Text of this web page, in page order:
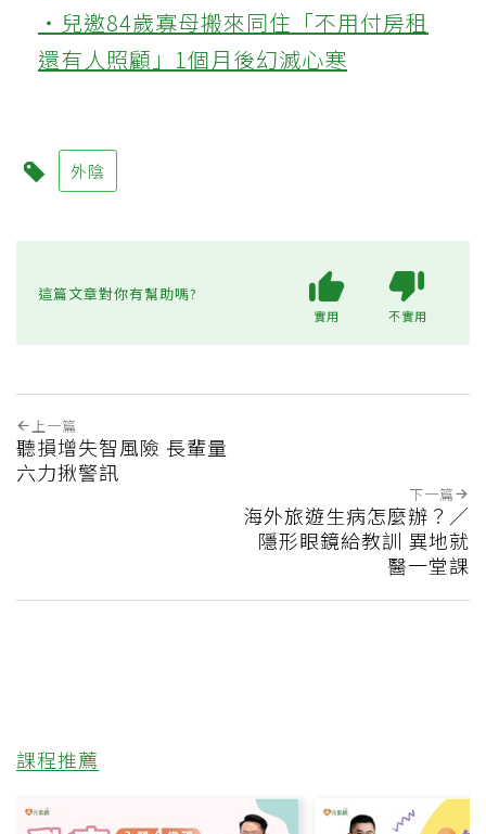
‧兒邀84歲寡母搬來同住「不用付房租
還有人照顧」1個月後幻滅心寒
外陰
這篇文章對你有幫助嗎?
實用 不實用
上一篇
聽損增失智風險 長輩量
六力揪警訊
下一篇
海外旅遊生病怎麼辦？／
隱形眼鏡給教訓 異地就
醫一堂課
課程推薦